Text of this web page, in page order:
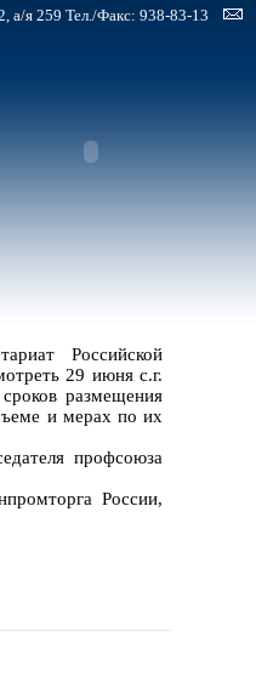
а/я 259 Тел./Факс: 938-83-13
Российской
29 июня с.г.
размещения
и мерах по их
профсоюза
России,